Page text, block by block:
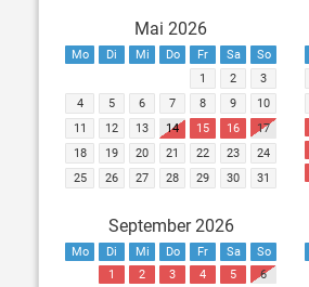
Mai 2026
Mo Di Mi Do Fr Sa
So
1
2
3
4
5 6 7 8 9
10
11
12 13 14 15 16
17
18
19 20 21 22 23
24
25
26 27 28 29 30 31
September 2026
Mo Di Mi Do Fr Sa
So
1
2 3 4 5 6